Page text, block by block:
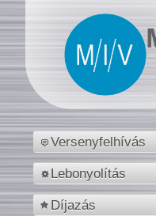
Versenyfelhívás
Lebonyolítás
Díjazás